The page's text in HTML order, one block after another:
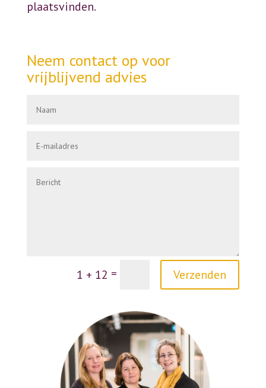
plaatsvinden.
Neem contact op voor
vrijblijvend advies
1 + 12 = Verzenden
Alternative: